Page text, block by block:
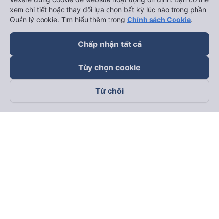
Theo dõi chúng tôi trên
xem chi tiết hoặc thay đổi lựa chọn bất kỳ lúc nào trong phần
Quản lý cookie. Tìm hiểu thêm trong Chính sách Cookie.
Chấp nhận tất cả
Tùy chọn cookie
Từ chối